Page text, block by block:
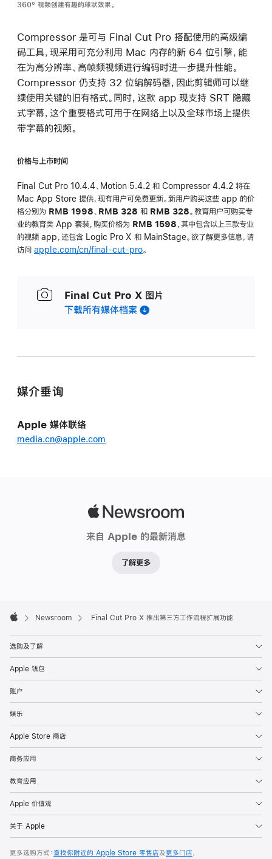
360° 视频创建有趣的球状效果。
Compressor 是可与 Final Cut Pro 搭配使用的高级编
码工具，现采用可充分利用 Mac 内存的新 64 位引擎，能
在为高分辨率、高帧频视频进行编码时进一步提升性能。
Compressor 仍支持 32 位编解码器，因此剪辑师可以继
续使用关键的旧有格式。同时，这款 app 现支持 SRT 隐藏
式字幕，这个重要格式可用于在网络上以及全球市场上提供
带字幕的视频。
价格与上市时间
Final Cut Pro 10.4.4、Motion 5.4.2 和 Compressor 4.4.2 将在
Mac App Store 提供，现有用户可免费更新。新用户购买这些 app 的价
格分别为 RMB 1998 RMB 328 和 RMB 328 。教育用户可购买专
业的教育类 App 套装，购买价格为 RMB 1598 ，其中包含以上三款专业
的视频 app，还包含 Logic Pro X 和 MainStage。欲了解更多信息，请
访问 apple.com/cn/final-cut-pro。
Final Cut Pro X 图片
下载所有媒体档案
媒介垂询
Apple 媒体联络
media.cn@apple.com
来自 Apple 的最新消息
了解更多
Footer

Newsroom Final Cut Pro X 推出第三方工作流程扩展功能
选购及了解
Apple 钱包
账户
娱乐
Apple Store 商店
商务应用
教育应用
Apple 价值观
关于 Apple
更多选购方式：查找你附近的 Apple Store 零售店及更多门店，